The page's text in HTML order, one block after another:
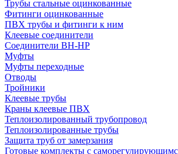
Трубы стальные оцинкованные
Фитинги оцинкованные
ПВХ трубы и фитинги к ним
Клеевые соединители
Соединители ВН-НР
Муфты
Муфты переходные
Отводы
Тройники
Клеевые трубы
Краны клеевые ПВХ
Теплоизолированный трубопровод
Теплоизолированные трубы
Защита труб от замерзания
Готовые комплекты с